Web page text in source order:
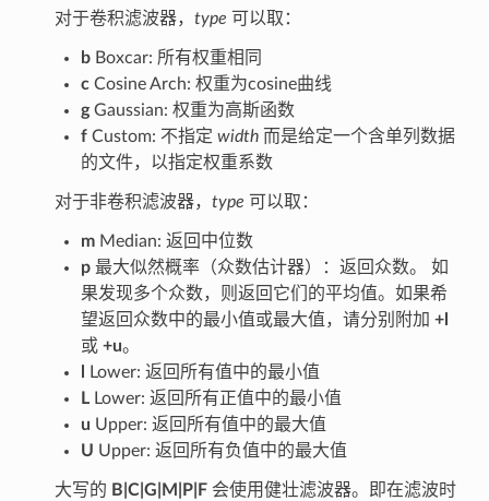
对于卷积滤波器， type 可以取：
bBoxcar: 所有权重相同
cCosine Arch: 权重为cosine曲线
gGaussian: 权重为高斯函数
fCustom: 不指定 width而是给定一个含单列数据
的文件，以指定权重系数
对于非卷积滤波器， type 可以取：
mMedian: 返回中位数
p最大似然概率（众数估计器）：返回众数。 如
果发现多个众数，则返回它们的平均值。如果希
望返回众数中的最小值或最大值，请分别附加 +l
或 +u。
Lower: 返回所有值中的最小值
LLower: 返回所有正值中的最小值
u Upper: 返回所有值中的最大值
U Upper: 返回所有负值中的最大值
大写的 B|C|G|M|P|F会使用健壮滤波器。即在滤波时